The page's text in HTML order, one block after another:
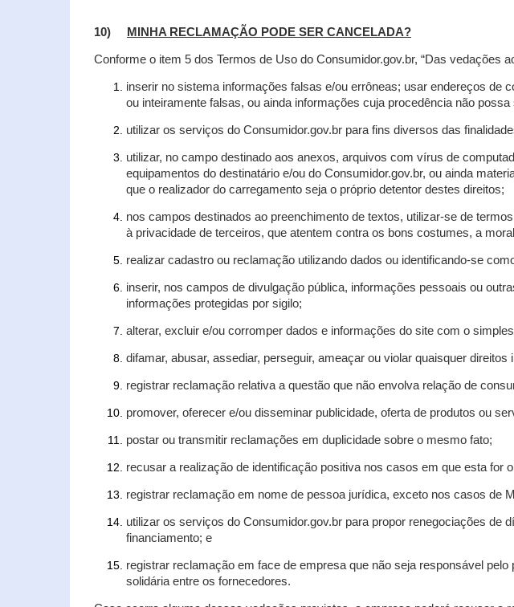
10) MINHA RECLAMAÇÃO PODE SER CANCELADA?
Conforme o item 5 dos Termos de Uso do Consumidor.gov.br, “Das vedações
inserir no sistema informações falsas e/ou errôneas; usar endereços de
ou inteiramente falsas, ou ainda informações cuja procedência não possa
utilizar os serviços do Consumidor.gov.br para fins diversos das
utilizar, no campo destinado aos anexos, arquivos com vírus de
equipamentos do destinatário e/ou do Consumidor.gov.br, ou ainda
que o realizador do carregamento seja o próprio detentor destes direitos;
nos campos destinados ao preenchimento de textos, utilizar-se de
à privacidade de terceiros, que atentem contra os bons costumes, a
realizar cadastro ou reclamação utilizando dados ou identificando-se
inserir, nos campos de divulgação pública, informações pessoais ou
informações protegidas por sigilo;
alterar, excluir e/ou corromper dados e informações do site com o
difamar, abusar, assediar, perseguir, ameaçar ou violar quaisquer
registrar reclamação relativa a questão que não envolva relação de
promover, oferecer e/ou disseminar publicidade, oferta de produtos ou
postar ou transmitir reclamações em duplicidade sobre o mesmo fato;
recusar a realização de identificação positiva nos casos em que esta for
registrar reclamação em nome de pessoa jurídica, exceto nos casos de
utilizar os serviços do Consumidor.gov.br para propor renegociações de
financiamento; e
registrar reclamação em face de empresa que não seja responsável
solidária entre os fornecedores.